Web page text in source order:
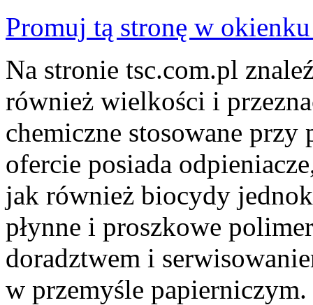
Promuj tą stronę w
Na stronie tsc.com.pl
również wielkości i
chemiczne stosowane
ofercie posiada
jak również biocydy
płynne i proszkowe
doradztwem i
w przemyśle